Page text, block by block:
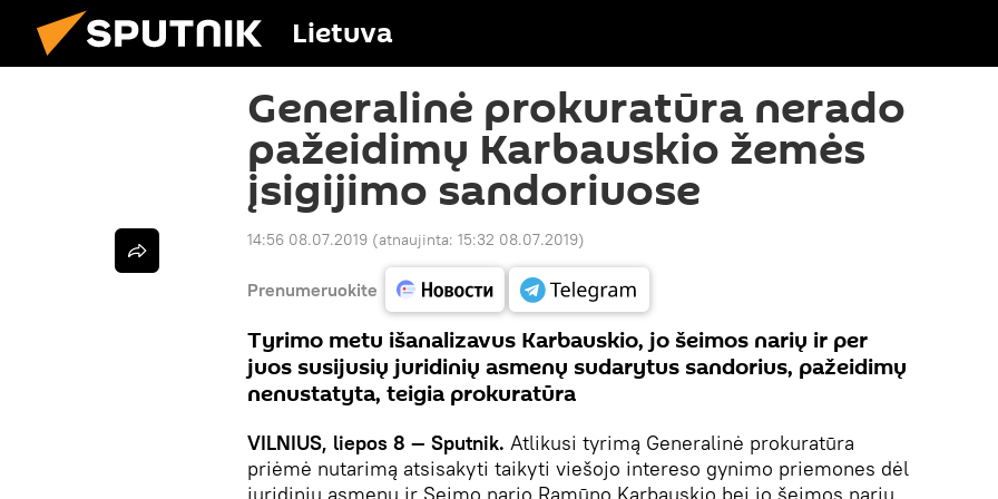
Lietuva
Generalinė prokuratūra nerado
pažeidimų Karbauskio žemės
įsigijimo sandoriuose
14:56 08.07.2019 (atnaujinta: 15:32 08.07.2019)
Prenumeruokite
Tyrimo metu išanalizavus Karbauskio, jo šeimos narių ir per
juos susijusių juridinių asmenų sudarytus sandorius, pažeidimų
nenustatyta, teigia prokuratūra
VILNIUS, liepos 8 — Sputnik. Atlikusi tyrimą Generalinė prokuratūra
priėmė nutarimą atsisakyti taikyti viešojo intereso gynimo priemones dėl